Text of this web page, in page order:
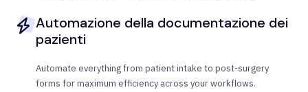
Automazione della documentazione dei
pazienti
Automate everything from patient intake to post-surgery
forms for maximum efficiency across your workflows.